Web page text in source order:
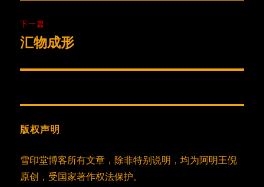
航
文
章：
下一篇
下
文
汇物成形
版权声明
雪印堂博客所有文章，除非特别说明，均为阿明王倪
原创，受国家著作权法保护。